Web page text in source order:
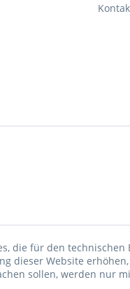
die für den
dieser Website
sollen, werden nur